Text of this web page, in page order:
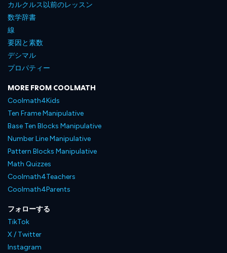
カルクルス以前のレッスン
数学辞書
線
要因と素数
デシマル
プロパティー
MORE FROM COOLMATH
Coolmath4Kids
Ten Frame Manipulative
Base Ten Blocks Manipulative
Number Line Manipulative
Pattern Blocks Manipulative
Math Quizzes
Coolmath4Teachers
Coolmath4Parents
フォローする
TikTok
X / Twitter
Instagram